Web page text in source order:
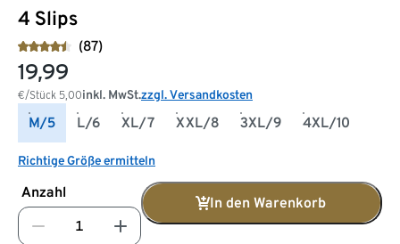
4 Slips
(87)
19,99
€/Stück 5,00inkl. MwSt.zzgl. Versandkosten
M/5 L/6 XL/7 XXL/8 3XL/9 4XL/10
Richtige Größe ermitteln
Anzahl
In den Warenkorb